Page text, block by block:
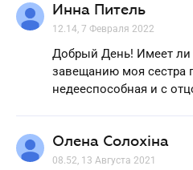
Инна Питель
12.14, 7 Февраля 2022
Добрый День! Имеет ли
завещанию моя сестра
недееспособная и с
Олена Солохіна
08.52, 13 Августа 2021